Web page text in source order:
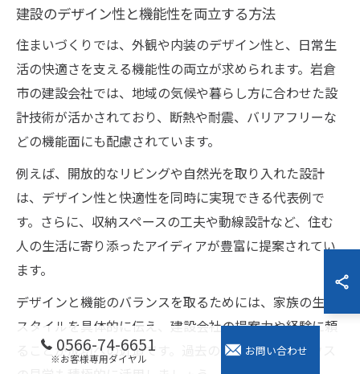
建設のデザイン性と機能性を両立する方法
住まいづくりでは、外観や内装のデザイン性と、日常生
活の快適さを支える機能性の両立が求められます。岩倉
市の建設会社では、地域の気候や暮らし方に合わせた設
計技術が活かされており、断熱や耐震、バリアフリーな
どの機能面にも配慮されています。
例えば、開放的なリビングや自然光を取り入れた設計
は、デザイン性と快適性を同時に実現できる代表例で
す。さらに、収納スペースの工夫や動線設計など、住む
人の生活に寄り添ったアイディアが豊富に提案されてい
ます。
デザインと機能のバランスを取るためには、家族の生活
スタイルを具体的に伝え、建設会社の提案力や経験に頼
ることが成功への近道です。過去の事例やモデルハウス
0566-74-6651
※お客様専用ダイヤル
お問い合わせ